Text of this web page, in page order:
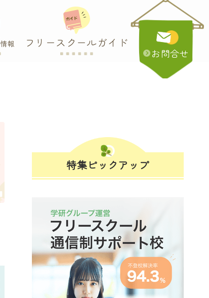
情報 フリースクールガイド
お問合せ
特集ピックアップ